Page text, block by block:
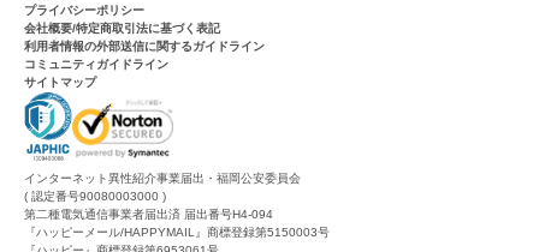
プライバシーポリシー
会社概要/特定商取引法に基づく表記
利用者情報の外部送信に関するガイドライン
コミュニティガイドライン
サイトマップ
インターネット異性紹介事業届出・福岡公安委員会
( 認定番号90080003000 )
第二種電気通信事業者届出済 届出番号H4-094
『ハッピーメール/HAPPYMAIL』商標登録第5150003号